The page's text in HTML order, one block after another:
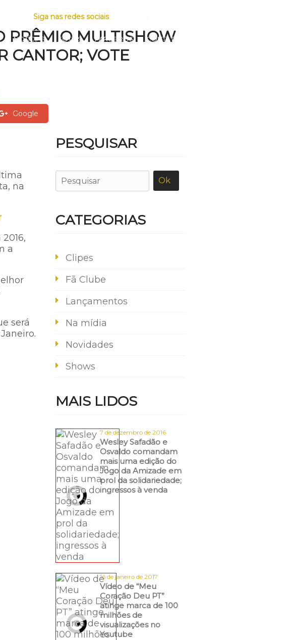
Siga nas redes sociais
NOTÍCIAS FOTOS PARCEIROS CONTATO
PRÊMIO MULTISHOW
CANTOR; VOTE
Google
na
a
será
PESQUISAR
CATEGORIAS
Clipes
Fã Clube
Lançamentos
Na mídia
Novidades
Shows
MAIS LIDOS
7 de dezembro de 2016
Wesley Safadão e
Osvaldo comandam
mais uma edição do
Jogo da Amizade em
prol da solidariedade;
ingressos à venda
16 de janeiro de 2017
Vídeo de “Meu
Coração Deu PT”
atinge marca de 100
milhões de
visualizações no
Youtube